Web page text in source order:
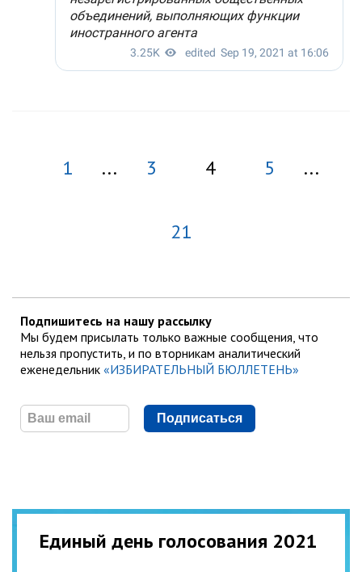
1 ... 3 4 5 ...
21
Подпишитесь на нашу рассылку
Мы будем присылать только важные сообщения, что
нельзя пропустить, и по вторникам аналитический
еженедельник «ИЗБИРАТЕЛЬНЫЙ БЮЛЛЕТЕНЬ»
Подписаться
Единый день голосования 2021